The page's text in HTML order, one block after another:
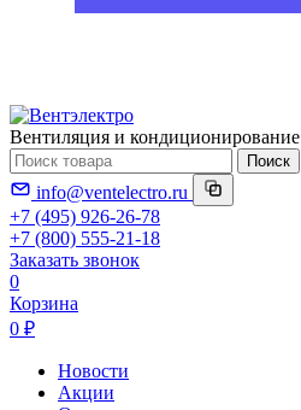
Вентиляция и кондиционирование
Поиск
info@ventelectro.ru
+7 (495) 926-26-78
+7 (800) 555-21-18
Заказать звонок
0
Корзина
0 ₽
Новости
Акции